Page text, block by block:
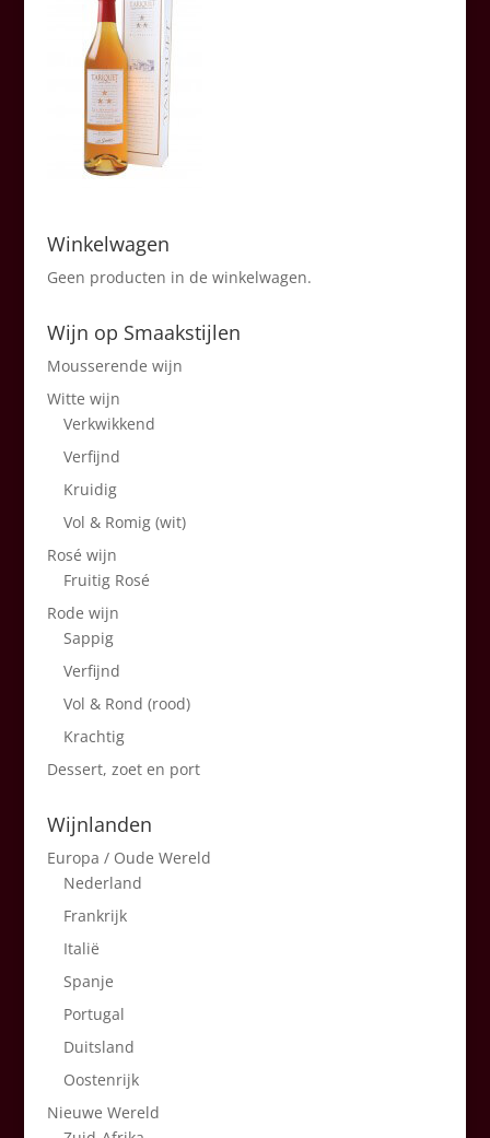
Winkelwagen
Geen producten in de winkelwagen.
Wijn op Smaakstijlen
Mousserende wijn
Witte wijn
Verkwikkend
Verfijnd
Kruidig
Vol & Romig (wit)
Rosé wijn
Fruitig Rosé
Rode wijn
Sappig
Verfijnd
Vol & Rond (rood)
Krachtig
Dessert, zoet en port
Wijnlanden
Europa / Oude Wereld
Nederland
Frankrijk
Italië
Spanje
Portugal
Duitsland
Oostenrijk
Nieuwe Wereld